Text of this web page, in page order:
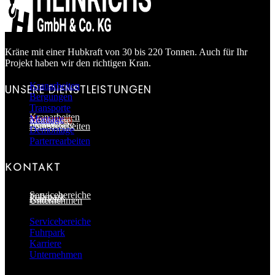
Kräne mit einer Hubkraft von 30 bis 220 Tonnen. Auch für Ihr
Projekt haben wir den richtigen Kran.
UNSERE DIENSTLEISTUNGEN
Kranarbeiten
Bergungen
Transporte
Montage
Demontage
Parterrearbeiten
Kranarbeiten
Bergungen
Transporte
Montage
Demontage
Parterrearbeiten
KONTAKT
Servicebereiche
Fuhrpark
Karriere
Unternehmen
Servicebereiche
Fuhrpark
Karriere
Unternehmen